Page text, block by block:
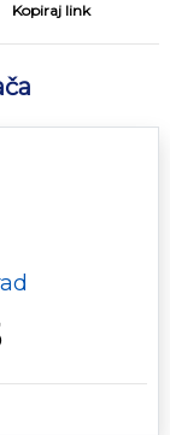
Kopiraj link